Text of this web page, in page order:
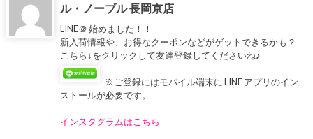
ル・ノーブル 長岡京店
LINE＠ 始めました！！
新入荷情報や、お得なクーポンなどがゲットできるかも？
こちら↓をクリックして友達登録してくださいね♪
※ご登録にはモバイル端末に LINE アプリのイン
ストールが必要です。
インスタグラムはこちら